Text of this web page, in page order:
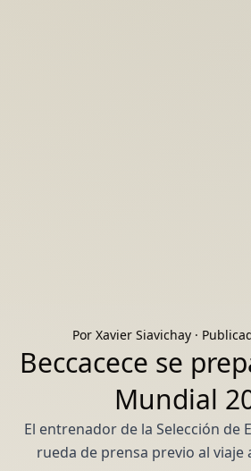
Por Xavier Siavichay·
Beccacece se
Mundial
El entrenador de la Selección de
rueda de prensa previo al viaje